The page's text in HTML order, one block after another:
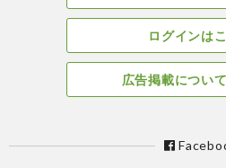
ログインは
広告掲載につい